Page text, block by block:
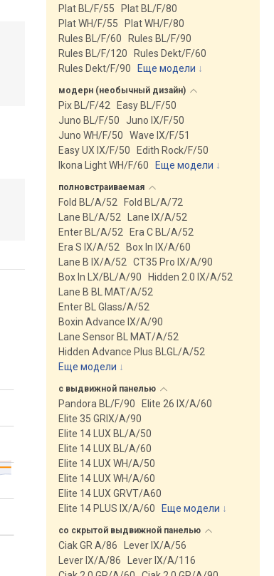
Plat BL/F/55
Plat BL/F/80
Plat WH/F/55
Plat WH/F/80
Rules BL/F/60
Rules BL/F/90
Rules BL/F/120
Rules Dekt/F/60
Rules Dekt/F/90
Еще модели ↓
модерн (необычный дизайн)
Pix BL/F/42
Easy BL/F/50
Juno BL/F/50
Juno IX/F/50
Juno WH/F/50
Wave IX/F/51
Easy UX IX/F/50
Edith Rock/F/50
Ikona Light WH/F/60
Еще модели ↓
полновстраиваемая
Fold BL/A/52
Fold BL/A/72
Lane BL/A/52
Lane IX/A/52
Enter BL/A/52
Era C BL/A/52
Era S IX/A/52
Box In IX/A/60
Lane B IX/A/52
CT35 Pro IX/A/90
Box In LX/BL/A/90
Hidden 2.0 IX/A/52
Lane B BL MAT/A/52
Enter BL Glass/A/52
Boxin Advance IX/A/90
Lane Sensor BL MAT/A/52
Hidden Advance Plus BLGL/A/52
Еще модели ↓
с выдвижной панелью
Pandora BL/F/90
Elite 26 IX/A/60
Elite 35 GRIX/A/90
Elite 14 LUX BL/A/50
Elite 14 LUX BL/A/60
Elite 14 LUX WH/A/50
Elite 14 LUX WH/A/60
Elite 14 LUX GRVT/A60
Elite 14 PLUS IX/A/60
Еще модели ↓
со скрытой выдвижной панелью
Ciak GR A/86
Lever IX/A/56
Lever IX/A/86
Lever IX/A/116